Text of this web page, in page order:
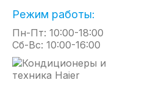
Режим работы:
Пн-Пт: 10:00-18:00
Сб-Вс: 10:00-16:00